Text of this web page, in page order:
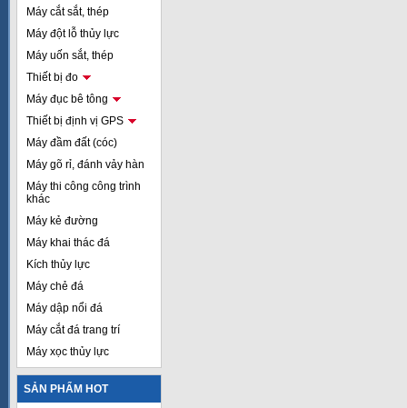
Máy cắt sắt, thép
Máy đột lỗ thủy lực
Máy uốn sắt, thép
Thiết bị đo
Máy đục bê tông
Thiết bị định vị GPS
Máy đầm đất (cóc)
Máy gõ rỉ, đánh vảy hàn
Máy thi công công trình
khác
Máy kẻ đường
Máy khai thác đá
Kích thủy lực
Máy chẻ đá
Máy dập nổi đá
Máy cắt đá trang trí
Máy xọc thủy lực
SẢN PHẨM HOT